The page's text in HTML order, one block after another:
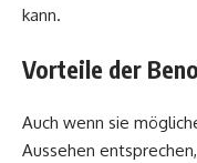
kann.
Vorteile der
Auch wenn sie
Aussehen